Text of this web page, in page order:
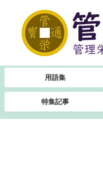
用語集
特集記事